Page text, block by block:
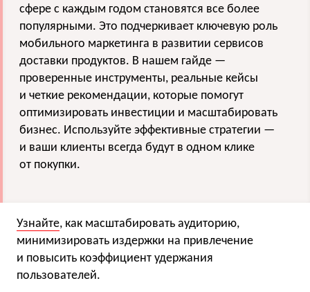
сфере с каждым годом становятся все более
популярными. Это подчеркивает ключевую роль
мобильного маркетинга в развитии сервисов
доставки продуктов. В нашем гайде —
проверенные инструменты, реальные кейсы
и четкие рекомендации, которые помогут
оптимизировать инвестиции и масштабировать
бизнес. Используйте эффективные стратегии —
и ваши клиенты всегда будут в одном клике
от покупки.
Узнайте, как масштабировать аудиторию,
минимизировать издержки на привлечение
и повысить коэффициент удержания
пользователей.